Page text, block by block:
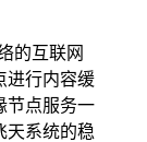
的互联网
进行内容缓
节点服务一
天系统的稳